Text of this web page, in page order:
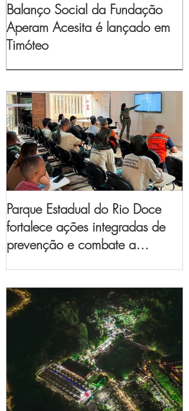
Balanço Social da Fundação
Aperam Acesita é lançado em
Timóteo
Parque Estadual do Rio Doce
fortalece ações integradas de
prevenção e combate a